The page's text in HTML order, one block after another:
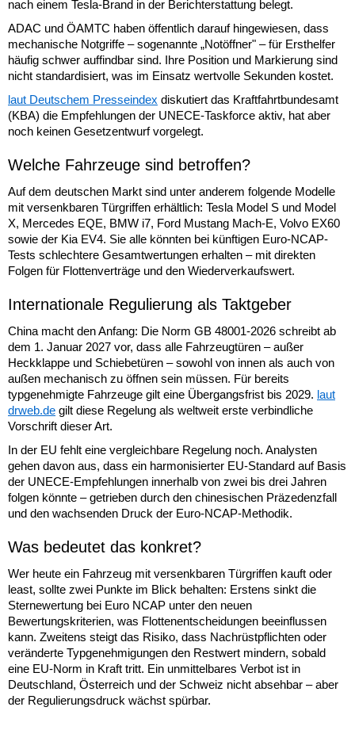
nach einem Tesla-Brand in der Berichterstattung belegt.
ADAC und ÖAMTC haben öffentlich darauf hingewiesen, dass
mechanische Notgriffe – sogenannte „Notöffner" – für Ersthelfer
häufig schwer auffindbar sind. Ihre Position und Markierung sind
nicht standardisiert, was im Einsatz wertvolle Sekunden kostet.
laut Deutschem Presseindex diskutiert das Kraftfahrtbundesamt
(KBA) die Empfehlungen der UNECE-Taskforce aktiv, hat aber
noch keinen Gesetzentwurf vorgelegt.
Welche Fahrzeuge sind betroffen?
Auf dem deutschen Markt sind unter anderem folgende Modelle
mit versenkbaren Türgriffen erhältlich: Tesla Model S und Model
X, Mercedes EQE, BMW i7, Ford Mustang Mach-E, Volvo EX60
sowie der Kia EV4. Sie alle könnten bei künftigen Euro-NCAP-
Tests schlechtere Gesamtwertungen erhalten – mit direkten
Folgen für Flottenverträge und den Wiederverkaufswert.
Internationale Regulierung als Taktgeber
China macht den Anfang: Die Norm GB 48001-2026 schreibt ab
dem 1. Januar 2027 vor, dass alle Fahrzeugtüren – außer
Heckklappe und Schiebetüren – sowohl von innen als auch von
außen mechanisch zu öffnen sein müssen. Für bereits
typgenehmigte Fahrzeuge gilt eine Übergangsfrist bis 2029. laut
drweb.de gilt diese Regelung als weltweit erste verbindliche
Vorschrift dieser Art.
In der EU fehlt eine vergleichbare Regelung noch. Analysten
gehen davon aus, dass ein harmonisierter EU-Standard auf Basis
der UNECE-Empfehlungen innerhalb von zwei bis drei Jahren
folgen könnte – getrieben durch den chinesischen Präzedenzfall
und den wachsenden Druck der Euro-NCAP-Methodik.
Was bedeutet das konkret?
Wer heute ein Fahrzeug mit versenkbaren Türgriffen kauft oder
least, sollte zwei Punkte im Blick behalten: Erstens sinkt die
Sternewertung bei Euro NCAP unter den neuen
Bewertungskriterien, was Flottenentscheidungen beeinflussen
kann. Zweitens steigt das Risiko, dass Nachrüstpflichten oder
veränderte Typgenehmigungen den Restwert mindern, sobald
eine EU-Norm in Kraft tritt. Ein unmittelbares Verbot ist in
Deutschland, Österreich und der Schweiz nicht absehbar – aber
der Regulierungsdruck wächst spürbar.